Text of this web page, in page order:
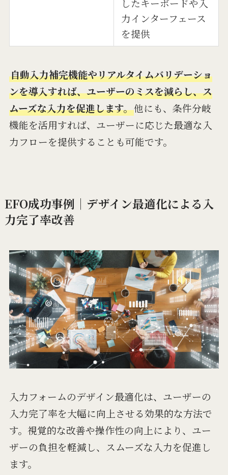
したキーボードや入
力インターフェース
を提供
自動入力補完機能やリアルタイムバリデーショ
ンを導入すれば、ユーザーのミスを減らし、ス
ムーズな入力を促進します。他にも、条件分岐
機能を活用すれば、ユーザーに応じた最適な入
力フローを提供することも可能です。
EFO成功事例｜デザイン最適化による入
力完了率改善
入力フォームのデザイン最適化は、ユーザーの
入力完了率を大幅に向上させる効果的な方法で
す。視覚的な改善や操作性の向上により、ユー
ザーの負担を軽減し、スムーズな入力を促進し
ます。